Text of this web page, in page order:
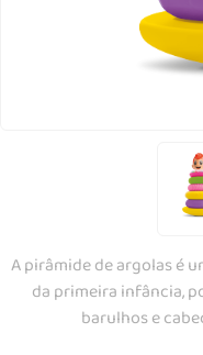
A pirâmide de argolas é
da primeira infância,
barulhos e